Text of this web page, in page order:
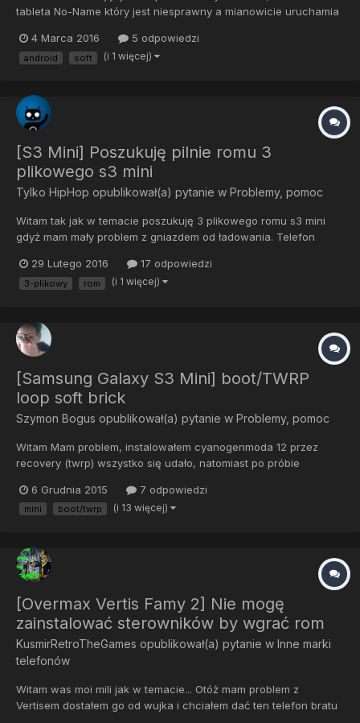
tableta No-Name który jest niesprawny a mianowicie uruchamia
wchodziłem do recovery i próbowałem wyczyścic factory/data
ale łapię zwiechę, znalazłem jakiś soft na tej stronie h...
4 Marca 2016 5 odpowiedzi
android soft (i 1 więcej)
[S3 Mini] Poszukuję pilnie romu 3
plikowego s3 mini
Tylko HipHop opublikował(a) pytanie w Problemy, pomoc
Witam tak jak w temacie poszukuję 3 plikowego romu s3 mini
gdyż mam mały problem z gniazdem od ładowania. Telefon
zakupem nowej baterii bądź wymiany gniazda chciałbym
spróbować przeczyścić telefon softem 3 plikowym ale nigdzie
29 Lutego 2016 17 odpowiedzi
3-plikowy rom (i 1 więcej)
[Samsung Galaxy S3 Mini] boot/TWRP
loop soft brick
Szymon Bogus opublikował(a) pytanie w Problemy, pomoc
Witam Mam problem, instalowałem cyanogenmoda 12 przez
recovery (twrp) wszystko się udało, natomiast po próbie
zrestartował się i do tej pory się nie uruchomił, po przytrzymaniu
klawisza power pokazuje się ekran wczytywania recovery mo...
6 Grudnia 2015 7 odpowiedzi
mini boot/twrp (i 13 więcej)
[Overmax Vertis Famy 2] Nie mogę
zainstalować sterowników by wgrać rom
KusmirRetroTheGames opublikował(a) pytanie w Inne marki
telefonów
Witam was moi mili jak w temacie... Otóż mam problem z
Vertisem dostałem go od wujka i chciałem dać ten telefon bratu